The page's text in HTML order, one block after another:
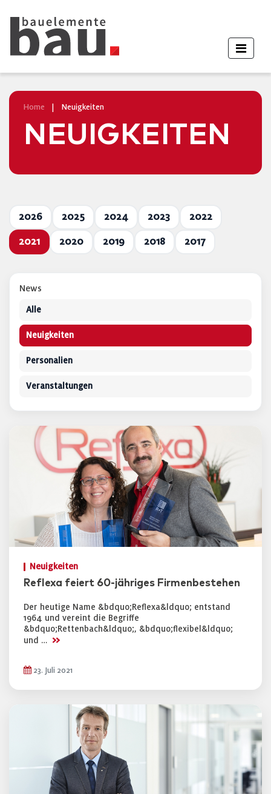
Home Neuigkeiten
NEUIGKEITEN
2026 2025 2024 2023 2022
2021 2020 2019 2018 2017
Neuigkeiten
Reflexa feiert 60-jähriges Firmenbestehen
Der heutige Name &bdquo;Reflexa&ldquo; entstand
1964 und vereint die Begriffe
&bdquo;Rettenbach&ldquo;, &bdquo;flexibel&ldquo;
und … >>
23. Juli 2021
News
Alle
Neuigkeiten
Personalien
Veranstaltungen